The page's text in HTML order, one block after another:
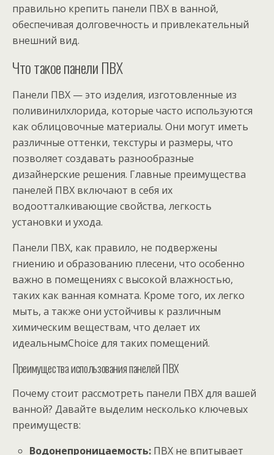
правильно крепить панели ПВХ в ванной,
обеспечивая долговечность и привлекательный
внешний вид.
Что такое панели ПВХ
Панели ПВХ — это изделия, изготовленные из
поливинилхлорида, которые часто используются
как облицовочные материалы. Они могут иметь
различные оттенки, текстуры и размеры, что
позволяет создавать разнообразные
дизайнерские решения. Главные преимущества
панелей ПВХ включают в себя их
водоотталкивающие свойства, легкость
установки и ухода.
Панели ПВХ, как правило, не подвержены
гниению и образованию плесени, что особенно
важно в помещениях с высокой влажностью,
таких как ванная комната. Кроме того, их легко
мыть, а также они устойчивы к различным
химическим веществам, что делает их
идеальнымChoice для таких помещений.
Преимущества использования панелей ПВХ
Почему стоит рассмотреть панели ПВХ для вашей
ванной? Давайте выделим несколько ключевых
преимуществ:
Водонепроницаемость: ПВХ не впитывает